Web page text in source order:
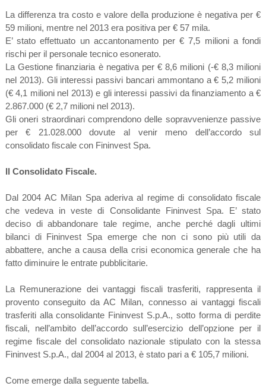
La differenza tra costo e valore della produzione è negativa per €
59 milioni, mentre nel 2013 era positiva per € 57 mila.
E’ stato effettuato un accantonamento per € 7,5 milioni a fondi
rischi per il personale tecnico esonerato.
La Gestione finanziaria è negativa per € 8,6 milioni (-€ 8,3 milioni
nel 2013). Gli interessi passivi bancari ammontano a € 5,2 milioni
(€ 4,1 milioni nel 2013) e gli interessi passivi da finanziamento a €
2.867.000 (€ 2,7 milioni nel 2013).
Gli oneri straordinari comprendono delle sopravvenienze passive
per € 21.028.000 dovute al venir meno dell’accordo sul
consolidato fiscale con Fininvest Spa.
Il Consolidato Fiscale.
Dal 2004 AC Milan Spa aderiva al regime di consolidato fiscale
che vedeva in veste di Consolidante Fininvest Spa. E’ stato
deciso di abbandonare tale regime, anche perché dagli ultimi
bilanci di Fininvest Spa emerge che non ci sono più utili da
abbattere, anche a causa della crisi economica generale che ha
fatto diminuire le entrate pubblicitarie.
La Remunerazione dei vantaggi fiscali trasferiti, rappresenta il
provento conseguito da AC Milan, connesso ai vantaggi fiscali
trasferiti alla consolidante Fininvest S.p.A., sotto forma di perdite
fiscali, nell’ambito dell’accordo sull’esercizio dell’opzione per il
regime fiscale del consolidato nazionale stipulato con la stessa
Fininvest S.p.A., dal 2004 al 2013, è stato pari a € 105,7 milioni.
Come emerge dalla seguente tabella.